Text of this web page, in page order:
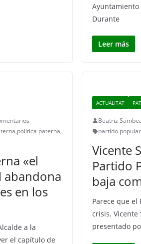
Ayuntamiento
Durante
Leer más
,politica paterna,
«el
en los
a la
el capítulo de
ACTUALITAT
Beatriz
partido
Vicente
Partido
baja
Parece que el
crisis. Vicente
presentado